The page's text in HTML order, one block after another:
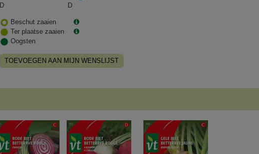
D
D
Beschut zaaien
Ter plaatse zaaien
Oogsten
TOEVOEGEN AAN MIJN WENSLIJST